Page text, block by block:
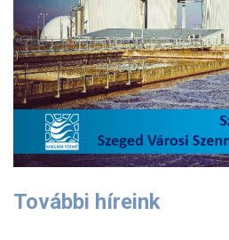
További híreink